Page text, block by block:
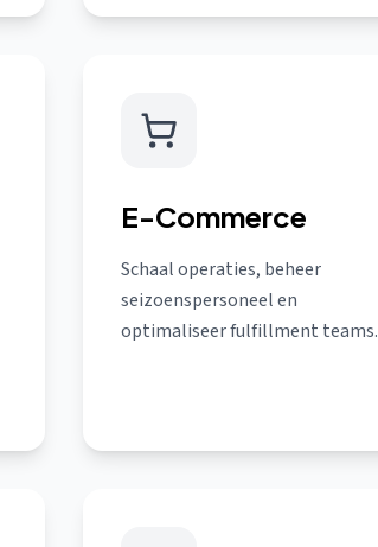
E-Commerce
Schaal operaties, beheer
seizoenspersoneel en
optimaliseer fulfillment teams.